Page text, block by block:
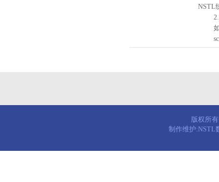
NSTL
2.
如需
版权所
制作维护:NSTL